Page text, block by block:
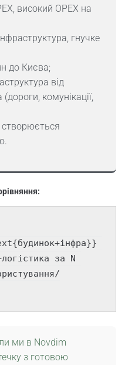
високий OPEX на
гнучке
до Києва;
від
комунікації,
створюється
за N
ми в Novdim
з готовою